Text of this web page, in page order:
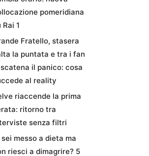
pomeridiana
Rai 1
Fratello, stasera
la puntata e tra i fan
il panico: cosa
al reality
riaccende la prima
ritorno tra
senza filtri
messo a dieta ma
riesci a dimagrire? 5